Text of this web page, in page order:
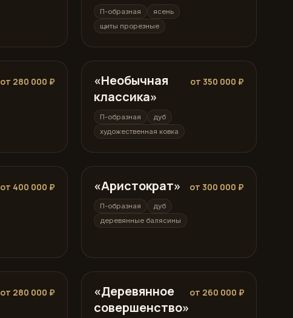
П-образная
ясень
щиты прорезные
от 280 000 ₽ П-образная
«Необычная
классика»
от 350 000 ₽
П-образная
дуб
художественная ковка
от 400 000 ₽ П-образная
«Аристократ» от 300 000 ₽
П-образная
дуб
деревянные балясины
от 280 000 ₽ П-образная
«Деревянное
совершенство»
от 260 000 ₽